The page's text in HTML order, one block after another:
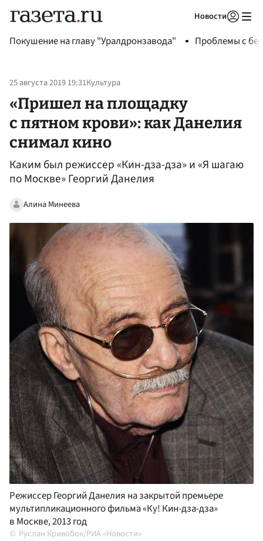
Новости
Покушение на главу "Уралдронзавода" Проблемы с
25 августа 2019 19:31Культура
«Пришел на площадку
с пятном крови»: как Данелия
снимал кино
Каким был режиссер «Кин-дза-дза» и «Я шагаю
по Москве» Георгий Данелия
Алина Минеева
Режиссер Георгий Данелия на закрытой премьере
мультипликационного фильма «Ку! Кин-дза-дза»
в Москве, 2013 год
Руслан Кривобок/РИА «Новости»